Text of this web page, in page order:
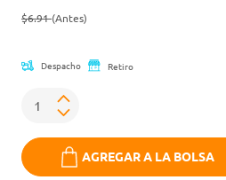
Precio reducido de
$6.91(Antes)
Despacho Retiro
AGREGAR A LA BOLSA